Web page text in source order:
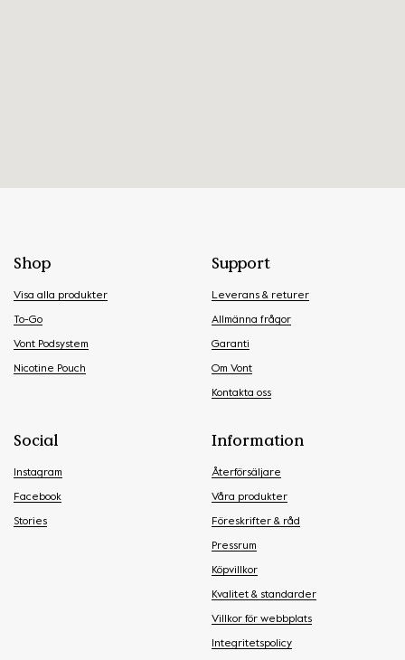
Shop
Visa alla produkter
To-Go
Vont Podsystem
Nicotine Pouch
Support
Leverans & returer
Allmänna frågor
Garanti
Om Vont
Kontakta oss
Social
Instagram
Facebook
Stories
Information
Återförsäljare
Våra produkter
Föreskrifter & råd
Pressrum
Köpvillkor
Kvalitet & standarder
Villkor för webbplats
Integritetspolicy